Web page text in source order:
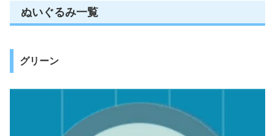
ぬいぐるみ一覧
グリーン